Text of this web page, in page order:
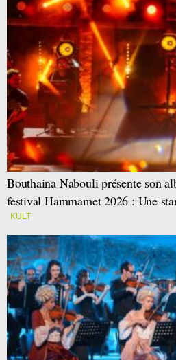
Bouthaina Nabouli présente son
festival Hammamet 2026 : Une
KULT